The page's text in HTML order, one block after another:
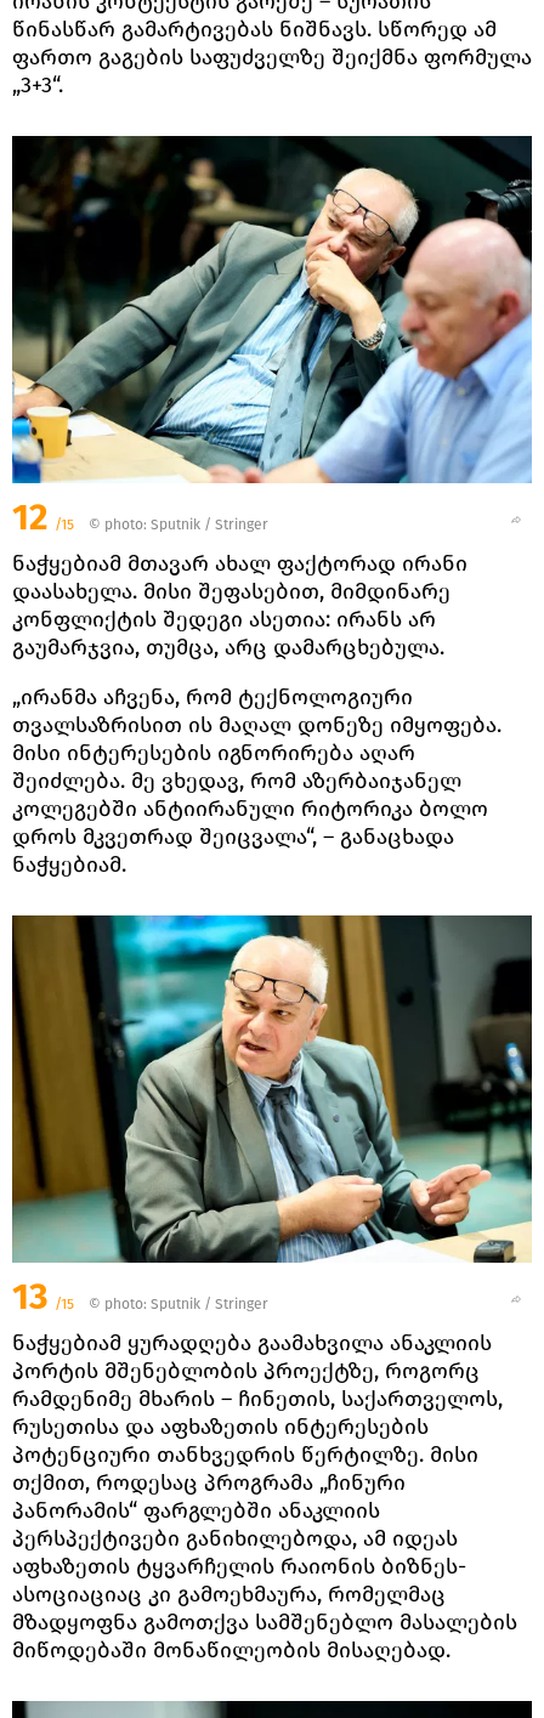
წინასწარ გამარტივებას ნიშნავს. სწორედ ამ
ფართო გაგების საფუძველზე შეიქმნა ფორმულა
„3+3“.
12 /15 © photo: Sputnik / Stringer
ნაჭყებიამ მთავარ ახალ ფაქტორად ირანი
დაასახელა. მისი შეფასებით, მიმდინარე
კონფლიქტის შედეგი ასეთია: ირანს არ
გაუმარჯვია, თუმცა, არც დამარცხებულა.
„ირანმა აჩვენა, რომ ტექნოლოგიური
თვალსაზრისით ის მაღალ დონეზე იმყოფება.
მისი ინტერესების იგნორირება აღარ
შეიძლება. მე ვხედავ, რომ აზერბაიჯანელ
კოლეგებში ანტიირანული რიტორიკა ბოლო
დროს მკვეთრად შეიცვალა“, – განაცხადა
ნაჭყებიამ.
13 /15 © photo: Sputnik / Stringer
ნაჭყებიამ ყურადღება გაამახვილა ანაკლიის
პორტის მშენებლობის პროექტზე, როგორც
რამდენიმე მხარის – ჩინეთის, საქართველოს,
რუსეთისა და აფხაზეთის ინტერესების
პოტენციური თანხვედრის წერტილზე. მისი
თქმით, როდესაც პროგრამა „ჩინური
პანორამის“ ფარგლებში ანაკლიის
პერსპექტივები განიხილებოდა, ამ იდეას
აფხაზეთის ტყვარჩელის რაიონის ბიზნეს-
ასოციაციაც კი გამოეხმაურა, რომელმაც
მზადყოფნა გამოთქვა სამშენებლო მასალების
მიწოდებაში მონაწილეობის მისაღებად.